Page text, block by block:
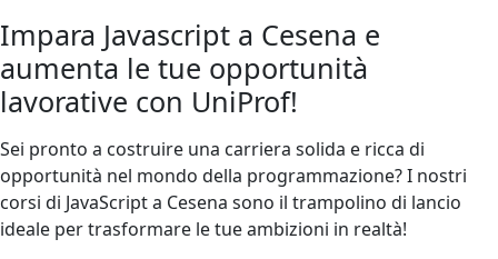
Impara Javascript a Cesena e
aumenta le tue opportunità
lavorative con UniProf!
Sei pronto a costruire una carriera solida e ricca di
opportunità nel mondo della programmazione? I nostri
corsi di JavaScript a Cesena sono il trampolino di lancio
ideale per trasformare le tue ambizioni in realtà!